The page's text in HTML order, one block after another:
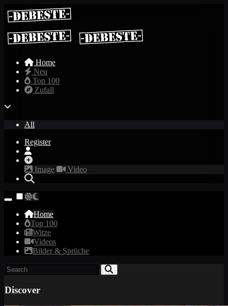
Home
Neu
Top 100
Zufall
All
Register
Image Video
Home
Top 100
Witze
Videos
Bilder & Sprüche
Discover